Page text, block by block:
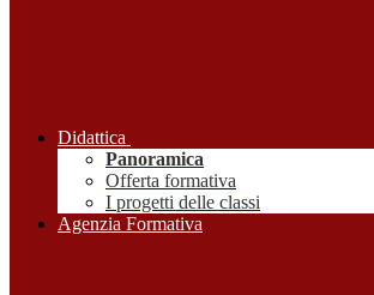
Didattica
Panoramica
Offerta formativa
I progetti delle classi
Agenzia Formativa